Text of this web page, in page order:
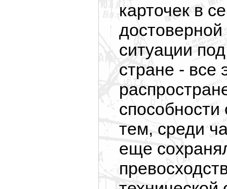
карточек в
ситуации
стране - все
способности
тем, среди
еще